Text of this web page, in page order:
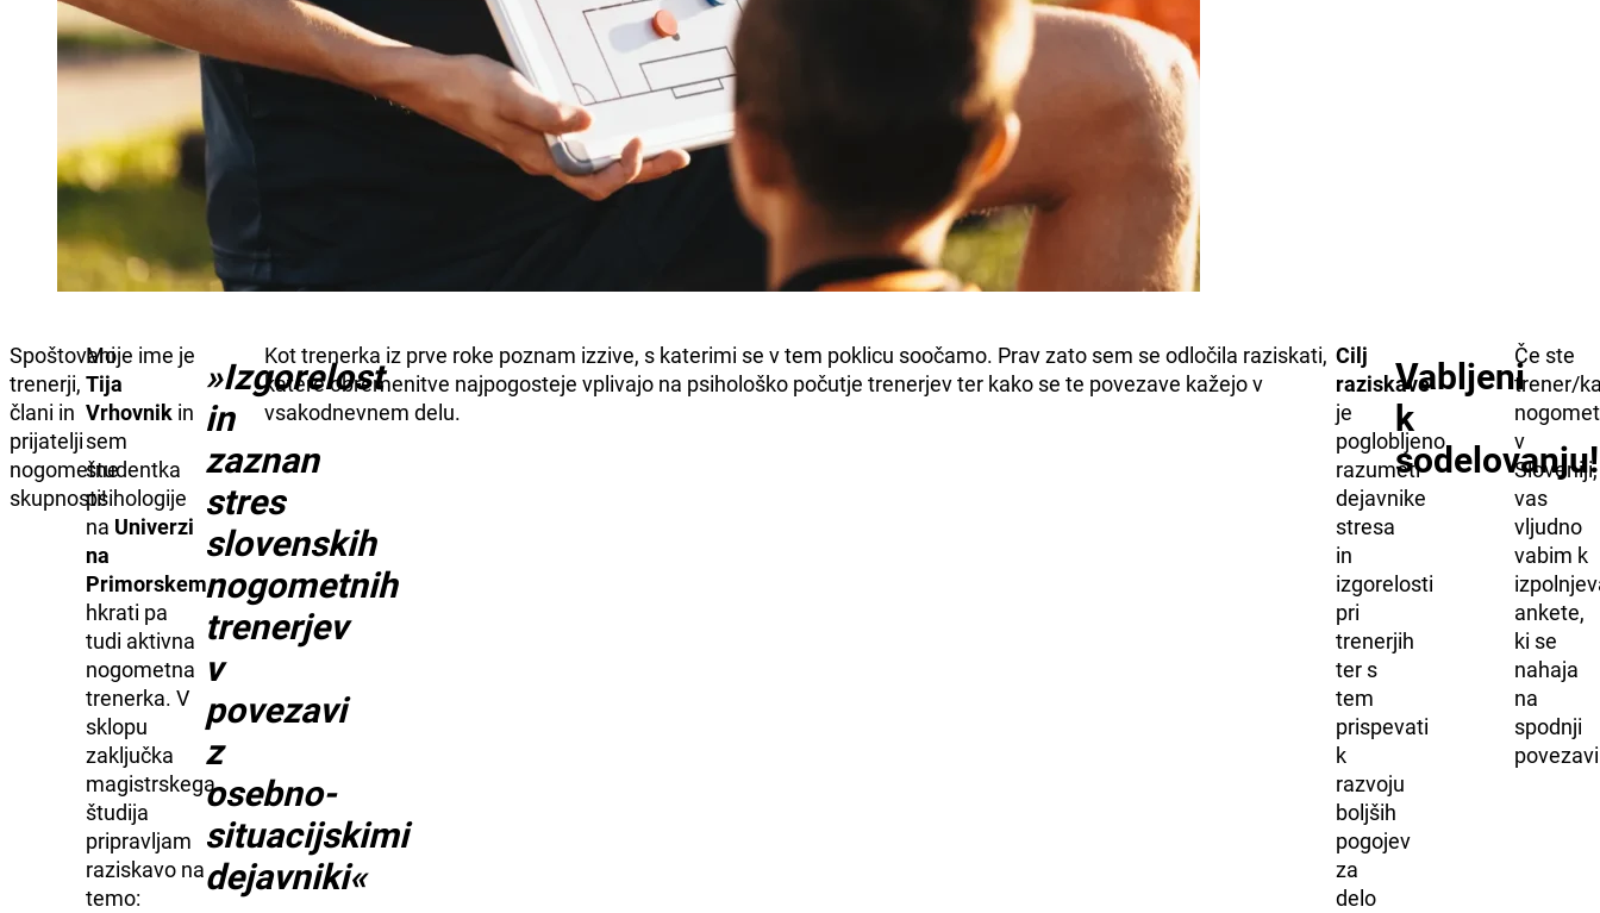
Spoštovani
trenerji,
člani in
prijatelji
nogometne
skupnosti!
Moje ime je
Tija
Vrhovnik in
sem
študentka
psihologije
na Univerzi
na
Primorskem,
hkrati pa
tudi aktivna
nogometna
trenerka. V
sklopu
zaključka
magistrskega
študija
pripravljam
raziskavo na
temo:
»Izgorelost
in
zaznan
stres
slovenskih
nogometnih
trenerjev
v
povezavi
z
osebno-
situacijskimi
dejavniki«
Kot trenerka iz prve roke poznam izzive, s katerimi se v tem poklicu soočamo. Prav zato sem se odločila raziskati,
katere obremenitve najpogosteje vplivajo na psihološko počutje trenerjev ter kako se te povezave kažejo v
vsakodnevnem delu.
Cilj
raziskave
je
poglobljeno
razumeti
dejavnike
stresa
in
izgorelosti
pri
trenerjih
ter s
tem
prispevati
k
razvoju
boljših
pogojev
za
delo
Vabljeni
k
sodelovanju!
Če ste
trener/
v
Sloveniji,
vas
vljudno
vabim k
ankete,
ki se
nahaja
na
spodnji